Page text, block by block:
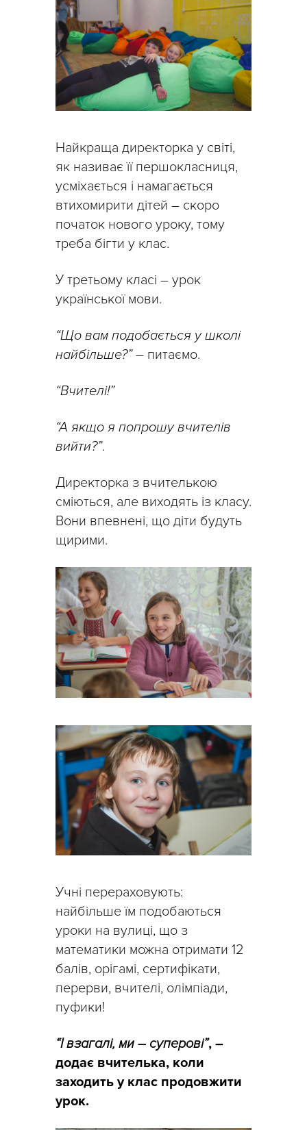
Найкраща директорка у світі,
як називає її першокласниця,
усміхається і намагається
втихомирити дітей – скоро
початок нового уроку, тому
треба бігти у клас.
У третьому класі – урок
української мови.
“Що вам подобається у школі
найбільше?”– питаємо.
“Вчителі!”
“А якщо я попрошу вчителів
вийти?”.
Директорка з вчителькою
сміються, але виходять із класу.
Вони впевнені, що діти будуть
щирими.
Учні перераховують:
найбільше їм подобаються
уроки на вулиці, що з
математики можна отримати 12
балів, орігамі, сертифікати,
перерви, вчителі, олімпіади,
пуфики!
“І взагалі, ми – суперові”, –
додає вчителька, коли
заходить у клас продовжити
урок.